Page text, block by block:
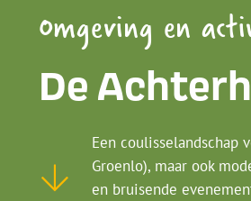
Omgeving en
De
Een coulisselandschap
Groenlo), maar ook
en bruisende